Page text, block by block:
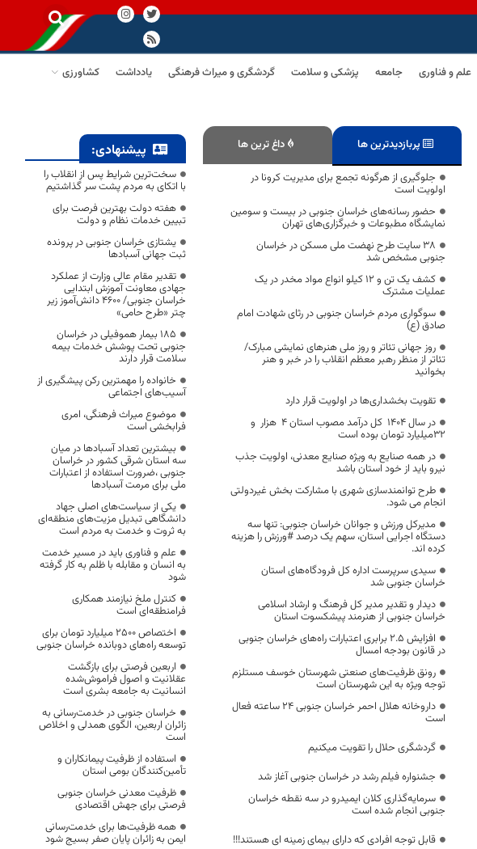
علم و فناوری جامعه پزشکی و سلامت گردشگری و میراث فرهنگی یادداشت
کشاورزی
پربازدیدترین ها داغ ترین ها
جلوگیری از هرگونه تجمع برای مدیریت کرونا در
اولویت است
حضور رسانه‌های خراسان جنوبی در بیست‌ و سومین
نمایشگاه مطبوعات و خبرگزاری‌های تهران
۳۸ سایت طرح نهضت ملی مسکن در خراسان
جنوبی مشخص شد
کشف یک تن و 12 کیلو انواع مواد مخدر در یک
عملیات مشترک
سوگواری مردم خراسان جنوبی در رثای شهادت امام
صادق (ع)
روز جهانی تئاتر و روز ملی هنرهای نمایشی مبارک/
تئاتر از منظر رهبر معظم انقلاب را در خبر و هنر
بخوانید
تقویت بخشداری‌ها در اولویت قرار دارد
در سال 1404 کل درآمد مصوب استان 4 هزار و
32میلیارد تومان بوده است
در همه صنایع به ویژه صنایع معدنی، اولویت جذب
نیرو باید از خود استان باشد
طرح توانمندسازی شهری با مشارکت بخش غیردولتی
انجام می شود.
مدیرکل ورزش و جوانان خراسان جنوبی: تنها سه
دستگاه اجرایی استان، سهم یک درصد #ورزش را هزینه
کرده اند.
سیدی سرپرست اداره کل فرودگاه‌های استان
خراسان جنوبی شد
دیدار و تقدیر مدیر کل فرهنگ و ارشاد اسلامی
خراسان جنوبی از هنرمند پیشکسوت استان
افزایش ۲.۵ برابری اعتبارات راه‌های خراسان جنوبی
در قانون بودجه امسال
رونق ظرفیت‌های صنعتی شهرستان خوسف مستلزم
توجه ویژه به این شهرستان است
داروخانه هلال احمر خراسان جنوبی ۲۴ ساعته فعال
است
گردشگری حلال را تقویت میکنیم
جشنواره فیلم رشد در خراسان جنوبی آغاز شد
سرمایه‌گذاری‌ کلان ایمیدرو در سه نقطه خراسان
جنوبی انجام شده است
قابل توجه افرادی که دارای بیمای زمینه ای هستند!!!
پیشنهادی:
سخت‌ترین شرایط پس از انقلاب را
با اتکای به مردم پشت سر گذاشتیم
هفته دولت بهترین فرصت برای
تبیین خدمات نظام و دولت
یشتازی خراسان جنوبی در پرونده
ثبت جهانی آسبادها
تقدیر مقام عالی وزارت از عملکرد
جهادی معاونت آموزش ابتدایی
خراسان جنوبی/ ۴۶۰۰ دانش‌آموز زیر
چتر «طرح حامی»
۱۸۵ بیمار هموفیلی در خراسان
جنوبی تحت پوشش خدمات بیمه
سلامت قرار دارند
خانواده را مهمترین رکن پیشگیری از
آسیب‌های اجتماعی
موضوع میراث فرهنگی، امری
فرابخشی است
بیشترین تعداد آسبادها در میان
سه استان شرقی کشور در خراسان
جنوبی ،ضرورت استفاده از اعتبارات
ملی برای مرمت آسبادها
یکی از سیاست‌های اصلی جهاد
دانشگاهی تبدیل مزیت‌های منطقه‌ای
به ثروت و خدمت به مردم است
علم و فناوری باید در مسیر خدمت
به انسان و مقابله با ظلم به کار گرفته
شود
کنترل ملخ نیازمند همکاری
فرامنطقه‌ای است
اختصاص 2500 میلیارد تومان برای
توسعه راه‌های دوبانده خراسان جنوبی
اربعین فرصتی برای بازگشت
عقلانیت و اصول فراموش‌شده
انسانیت به جامعه بشری است
خراسان جنوبی در خدمت‌رسانی به
زائران اربعین، الگوی همدلی و اخلاص
است
استفاده از ظرفیت پیمانکاران و
تأمین‌کنندگان بومی استان
ظرفیت معدنی خراسان جنوبی
فرصتی برای جهش اقتصادی
همه ظرفیت‌ها برای خدمت‌رسانی
ایمن به زائران پایان صفر بسیج شود